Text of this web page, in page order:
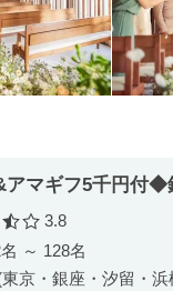
アマギフ5千円付◆
口コミ評価
3.8
～ 128名
京・銀座・汐留・浜